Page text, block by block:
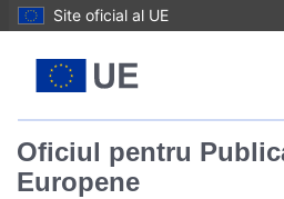
Site oficial al UE
Oficiul pentru
Europene